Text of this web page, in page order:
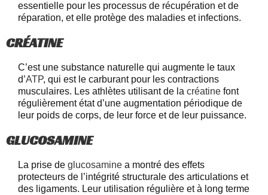
essentielle pour les processus de récupération et de
réparation, et elle protège des maladies et infections.
CRÉATINE
C’est une substance naturelle qui augmente le taux
d’ATP, qui est le carburant pour les contractions
musculaires. Les athlètes utilisant de la créatine font
régulièrement état d’une augmentation périodique de
leur poids de corps, de leur force et de leur puissance.
GLUCOSAMINE
La prise de glucosamine a montré des effets
protecteurs de l’intégrité structurale des articulations et
des ligaments. Leur utilisation régulière et à long terme